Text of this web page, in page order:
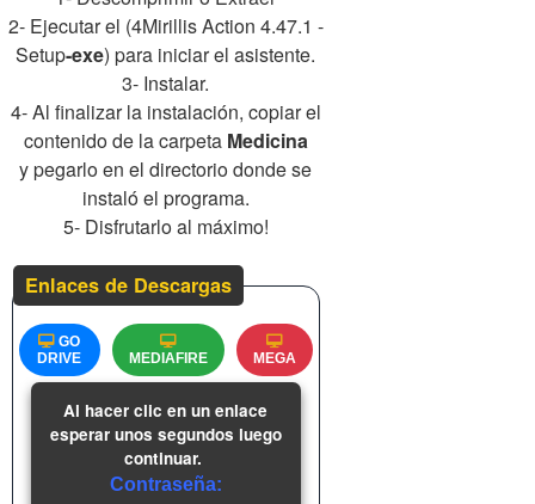
2- Ejecutar el (4Mirillis Action 4.47.1 -
Setup-exe) para iniciar el asistente.
3- Instalar.
4- Al finalizar la instalación, copiar el
contenido de la carpeta Medicina
y pegarlo en el directorio donde se
instaló el programa.
5- Disfrutarlo al máximo!
Enlaces de Descargas
GO
DRIVE
MEDIAFIRE MEGA
Al hacer clic en un enlace
esperar unos segundos luego
continuar.
Contraseña: